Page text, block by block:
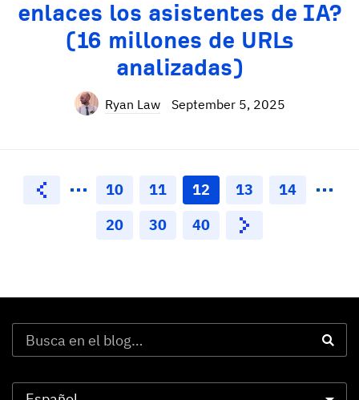
enlaces los asistentes de IA?
(16 millones de URLs
analizadas)
Ryan Law September 5, 2025
10 11 12 13
14
20
30 40